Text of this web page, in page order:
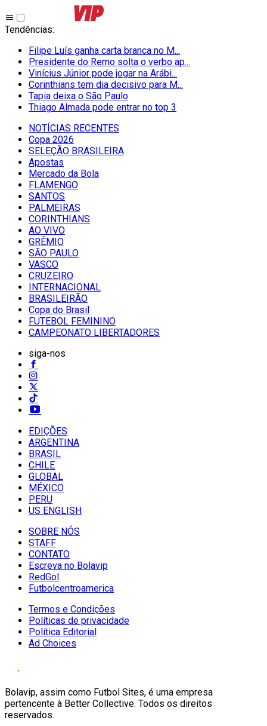
Tendências:
Filipe Luís ganha carta branca no M...
Presidente do Remo solta o verbo ap...
Vinícius Júnior pode jogar na Arábi...
Corinthians tem dia decisivo para M...
Tapia deixa o São Paulo
Thiago Almada pode entrar no top 3
NOTÍCIAS RECENTES
Copa 2026
SELEÇÃO BRASILEIRA
Apostas
Mercado da Bola
FLAMENGO
SANTOS
PALMEIRAS
CORINTHIANS
AO VIVO
GRÊMIO
SĀO PAULO
VASCO
CRUZEIRO
INTERNACIONAL
BRASILEIRÃO
Copa do Brasil
FUTEBOL FEMININO
CAMPEONATO LIBERTADORES
siga-nos
EDIÇÕES
ARGENTINA
BRASIL
CHILE
GLOBAL
MÉXICO
PERU
US ENGLISH
SOBRE NÓS
STAFF
CONTATO
Escreva no Bolavip
RedGol
Futbolcentroamerica
Termos e Condições
Políticas de privacidade
Política Editorial
Ad Choices
Bolavip, assim como Futbol Sites, é uma empresa
pertencente à Better Collective. Todos os direitos
reservados.